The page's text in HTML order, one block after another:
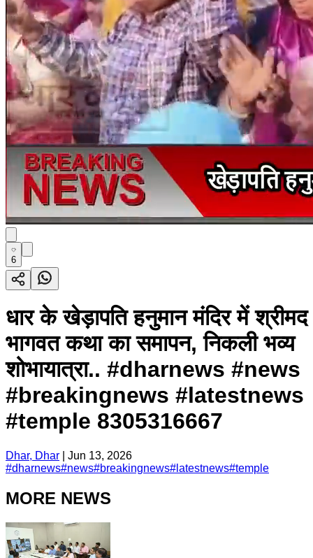
6
धार के खेड़ापति हनुमान मंदिर में श्रीमद
भागवत कथा का समापन, निकली भव्य
शोभायात्रा.. #dharnews #news
#breakingnews #latestnews
#temple 8305316667
Dhar, Dhar
Jun 13, 2026
#dharnews#news#breakingnews# latestnews#temple
MORE NEWS